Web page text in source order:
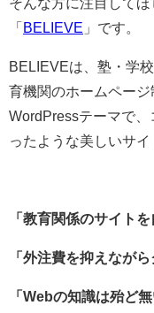
そんな方に注目して
「 BELIEVE 」です。
BELIEVEは、塾・学
育機関のホームペー
WordPressテーマで
ったような美しいサイ
「教育関係のサイト
「外注費を抑えなが
「Webの知識は殆ど